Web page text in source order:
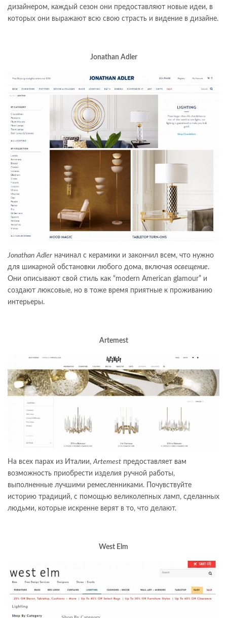
дизайнером, каждый сезон они предоставляют новые идеи, в
которых они выражают всю свою страсть и видение в дизайне.
Jonathan Adler
Jonathan Adler начинал с керамики и закончил всем, что нужно
для шикарной обстановки любого дома, включая освещение.
Они описывают свой стиль как “modern American glamour” и
создают люксовые, но в тоже время приятные к проживанию
интерьеры.
Artemest
На всех парах из Италии, Artemest предоставляет вам
возможность приобрести изделия ручной работы,
выполненные лучшими ремесленниками. Почувствуйте
историю традиций, с помощью великолепных ламп, сделанных
людьми, которые искренне верят в то, что делают.
West Elm